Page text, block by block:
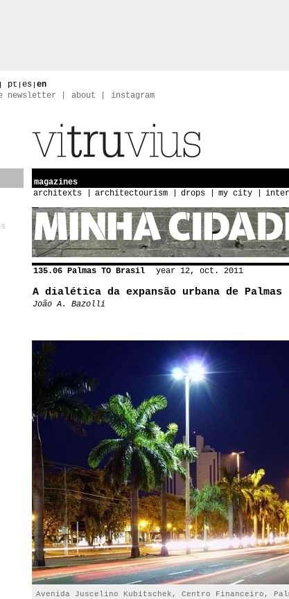
pt | es | en
newsletter
about instagram
magazines
architexts
architectourism drops my city
135.06 Palmas TO Brasil year 12, oct. 2011
A dialética da expansão urbana de Palmas
João A. Bazolli
Avenida Juscelino Kubitschek, Centro Financeiro,